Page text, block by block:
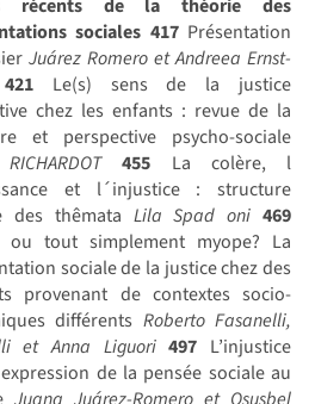
récents de la théorie des
sociales 417Présentation
Juárez Romero et Andreea Ernst-
421Le(s) sens de la justice
chez les enfants : revue de la
et perspective psycho-sociale
455 La colère, l
et l´injustice : structure
des thêmata Lila Spad oni 469
ou tout simplement myope? La
sociale de la justice chez des
provenant de contextes socio-
différents Roberto Fasanelli,
et Anna Liguori 497 L’injustice
de la pensée sociale au